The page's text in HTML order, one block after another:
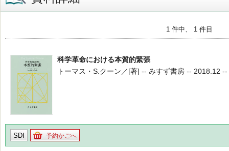
1 件中、 1 件目
科学革命における本質的緊張
トーマス・S.クーン／[著] -- みすず書房 -- 2018.12
SDI 予約かごへ